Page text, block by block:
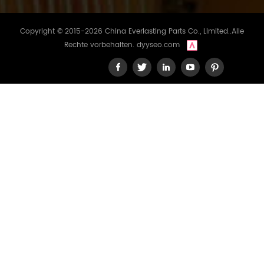
Copyright © 2015-2026 China Everlasting Parts Co., Limited..Alle
Rechte vorbehalten. dyyseo.com